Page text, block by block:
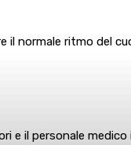
normale ritmo del
e il personale